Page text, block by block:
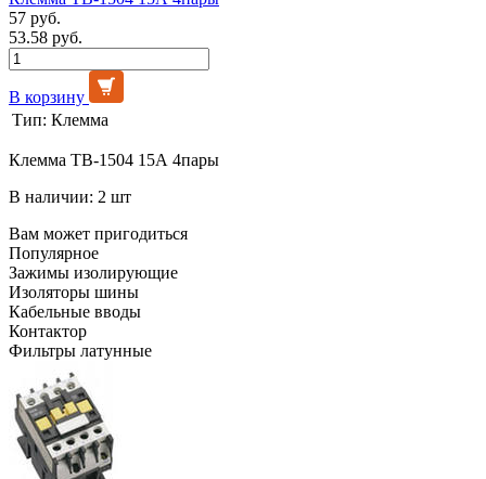
57 руб.
53.58 руб.
В корзину
Тип: Клемма
Клемма ТВ-1504 15А 4пары
В наличии: 2 шт
Вам может пригодиться
Популярное
Зажимы изолирующие
Изоляторы шины
Кабельные вводы
Контактор
Фильтры латунные